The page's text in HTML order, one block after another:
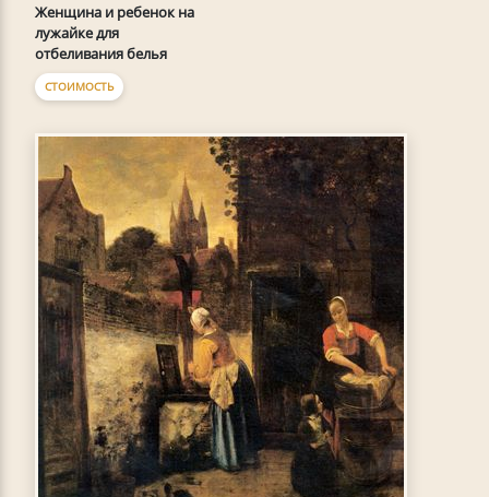
Женщина и ребенок на
лужайке для
отбеливания белья
СТОИМОСТЬ